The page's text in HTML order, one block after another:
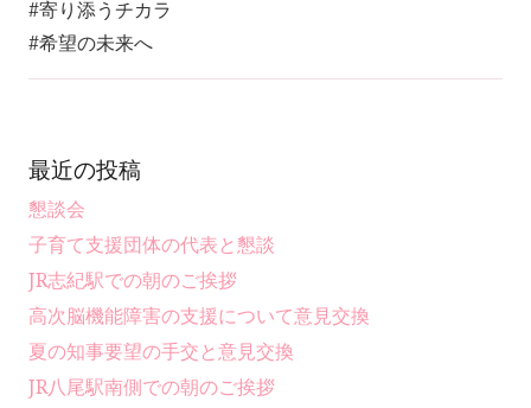
#寄り添うチカラ
#希望の未来へ
最近の投稿
懇談会
子育て支援団体の代表と懇談
JR志紀駅での朝のご挨拶
高次脳機能障害の支援について意見交換
夏の知事要望の手交と意見交換
JR八尾駅南側での朝のご挨拶